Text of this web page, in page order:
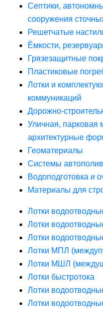
Септики,
сооружения
Решетчатые
Ёмкости,
Грязезащитные
Пластиковые
Лотки и
коммуникаций
Дорожно-
Уличная, парковая
архитектурные
Геоматериалы
Системы
Водоподготовка и
Материалы для
Лотки
Лотки
Лотки
Лотки МПЛ
Лотки МШЛ
Лотки быстротока
Лотки
Лотки